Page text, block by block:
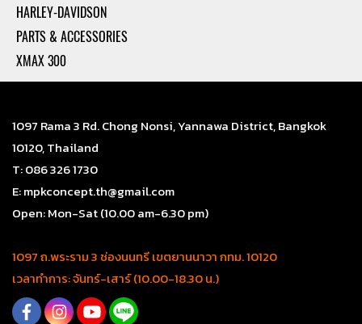
HARLEY-DAVIDSON
PARTS & ACCESSORIES
XMAX 300
1097 Rama 3 Rd. Chong Nonsi, Yannawa District, Bangkok
10120, Thailand
T: 086 326 1730
E: mpkconcept.th@gmail.com
Open: Mon-Sat (10.00 am-6.30 pm)
1097 ถ.พระราม 3 ช่องนนทรี เขตยานนาวา กทม. 10120
เวลาทำการ: จันทร์-เสาร์ (10.00-18.30 น.)